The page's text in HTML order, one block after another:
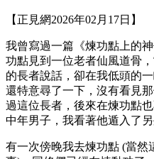
【正見網2026年02月17日】
我曾寫過一篇《煉功點上的
功點見到一位老者仙風道骨
的長者說話，卻在我低頭的
還特意尋了一下，沒有看見
過這位長者，後來在煉功點
中年男子，我看著他遁入了另
有一次傍晚我去煉功點 (當然